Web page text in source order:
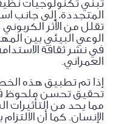
تبني تكنولوجيات
المتجددة، إلى جانب
تقلل من الأثر
الوعي البيئي بين
في نشر ثقافة
العمراني.
إذا تم تطبيق هذه
تحقيق تحسن ملحوظ
مما يحد من التأثيرات
الإنسان. كما أن